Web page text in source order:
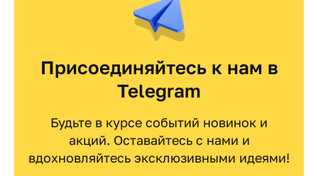
Присоединяйтесь к нам в
Telegram
Будьте в курсе событий новинок и
акций. Оставайтесь с нами и
вдохновляйтесь эксклюзивными идеями!